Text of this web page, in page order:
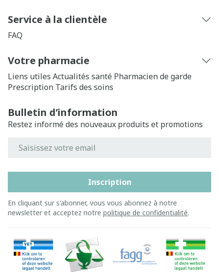
Service à la clientèle
FAQ
Votre pharmacie
Liens utiles Actualités santé Pharmacien de garde
Prescription Tarifs des soins
Bulletin d’information
Restez informé des nouveaux produits et promotions
Inscription
En cliquant sur s'abonner, vous vous abonnez à notre
newsletter et acceptez notre politique de confidentialité.